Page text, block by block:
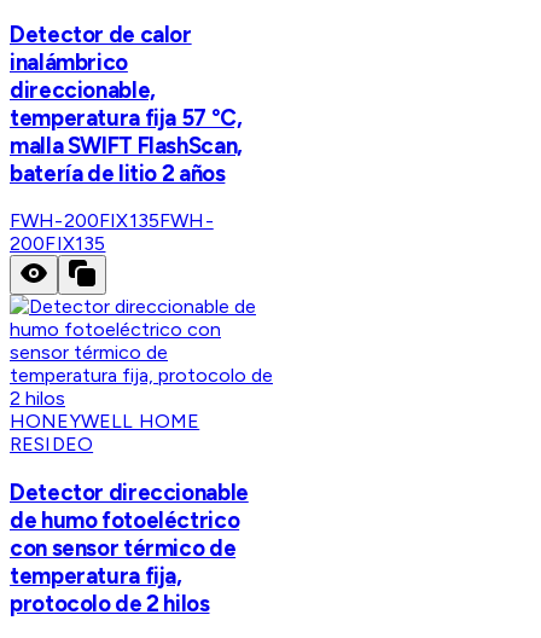
Detector de calor
inalámbrico
direccionable,
temperatura fija 57 °C,
malla SWIFT FlashScan,
batería de litio 2 años
FWH-200FIX135FWH-
200FIX135
HONEYWELL HOME
RESIDEO
Detector direccionable
de humo fotoeléctrico
con sensor térmico de
temperatura fija,
protocolo de 2 hilos